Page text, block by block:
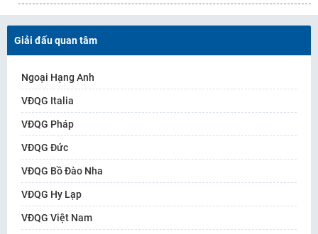
Giải đấu quan tâm
Ngoại Hạng Anh
VĐQG Italia
VĐQG Pháp
VĐQG Đức
VĐQG Bồ Đào Nha
VĐQG Hy Lạp
VĐQG Việt Nam